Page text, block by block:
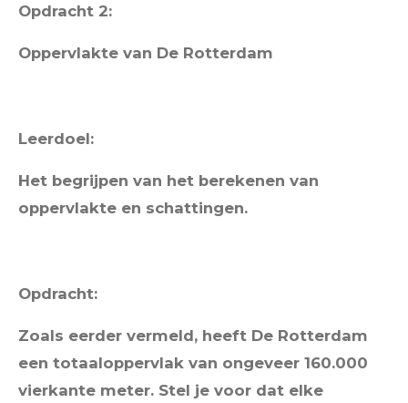
Opdracht 2:
Oppervlakte van De Rotterdam
Leerdoel:
Het begrijpen van het berekenen van
oppervlakte en schattingen.
Opdracht:
Zoals eerder vermeld, heeft De Rotterdam
een totaaloppervlak van ongeveer 160.000
vierkante meter. Stel je voor dat elke